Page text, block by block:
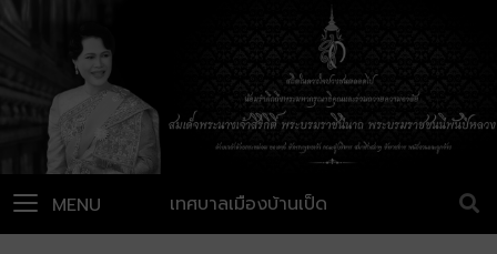
เทศบาลเมืองบ้านเป็ด
MENU